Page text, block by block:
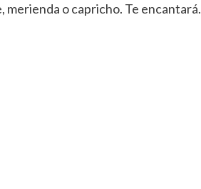
o capricho. Te encantará.